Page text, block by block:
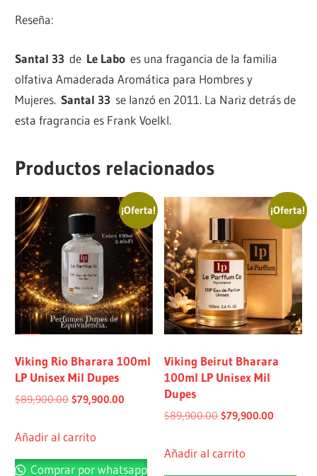
Reseña:
Santal 33 de Le Labo es una fragancia de la familia
olfativa Amaderada Aromática para Hombres y
Mujeres.Santal 33 se lanzó en 2011. La Nariz detrás de
esta fragrancia es Frank Voelkl.
Productos relacionados
¡Oferta!
Viking Rio Bharara 100ml
LP Unisex Mil Dupes
$89,900.00 $79,900.00
Añadir al carrito
Comprar por whatsapp
¡Oferta!
Viking Beirut Bharara
100ml LP Unisex Mil
Dupes
$89,900.00 $79,900.00
Añadir al carrito